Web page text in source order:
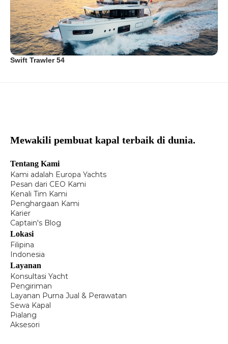
Swift Trawler 54
Mewakili pembuat kapal terbaik di dunia.
Tentang Kami
Kami adalah Europa Yachts
Pesan dari CEO Kami
Kenali Tim Kami
Penghargaan Kami
Karier
Captain's Blog
Lokasi
Filipina
Indonesia
Layanan
Konsultasi Yacht
Pengiriman
Layanan Purna Jual & Perawatan
Sewa Kapal
Pialang
Aksesori